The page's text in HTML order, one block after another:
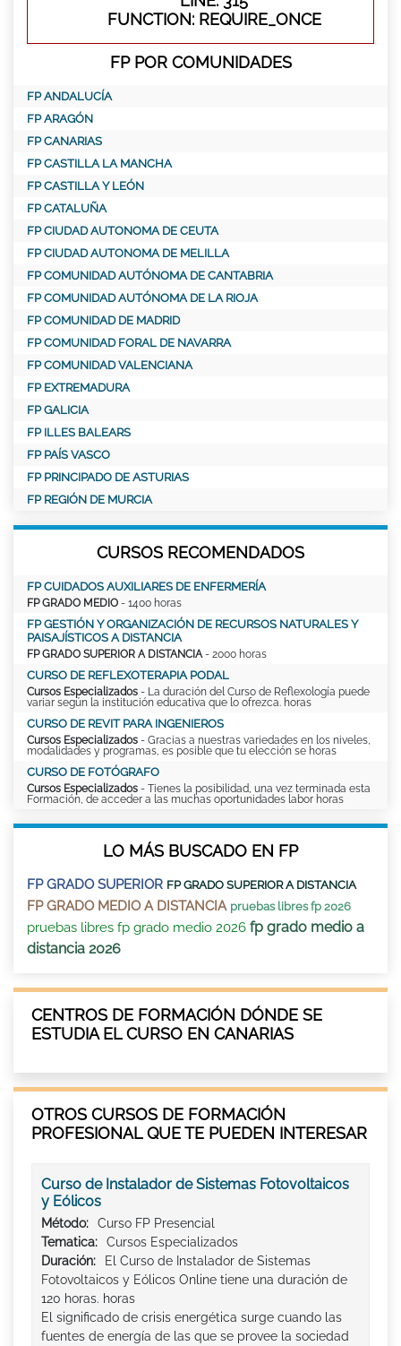
FUNCTION: REQUIRE_ONCE
FP POR COMUNIDADES
FP ANDALUCÍA
FP ARAGÓN
FP CANARIAS
FP CASTILLA LA MANCHA
FP CASTILLA Y LEÓN
FP CATALUÑA
FP CIUDAD AUTONOMA DE CEUTA
FP CIUDAD AUTONOMA DE MELILLA
FP COMUNIDAD AUTÓNOMA DE CANTABRIA
FP COMUNIDAD AUTÓNOMA DE LA RIOJA
FP COMUNIDAD DE MADRID
FP COMUNIDAD FORAL DE NAVARRA
FP COMUNIDAD VALENCIANA
FP EXTREMADURA
FP GALICIA
FP ILLES BALEARS
FP PAÍS VASCO
FP PRINCIPADO DE ASTURIAS
FP REGIÓN DE MURCIA
CURSOS RECOMENDADOS
FP CUIDADOS AUXILIARES DE ENFERMERÍA
FP GRADO MEDIO - 1400 horas
FP GESTIÓN Y ORGANIZACIÓN DE RECURSOS NATURALES Y
PAISAJÍSTICOS A DISTANCIA
FP GRADO SUPERIOR A DISTANCIA - 2000 horas
CURSO DE REFLEXOTERAPIA PODAL
Cursos Especializados - La duración del Curso de Reflexología puede
variar según la institución educativa que lo ofrezca. horas
CURSO DE REVIT PARA INGENIEROS
Cursos Especializados - Gracias a nuestras variedades en los niveles,
modalidades y programas, es posible que tu elección se horas
CURSO DE FOTÓGRAFO
Cursos Especializados - Tienes la posibilidad, una vez terminada esta
Formación, de acceder a las muchas oportunidades labor horas
LO MÁS BUSCADO EN FP
FP GRADO SUPERIOR FP GRADO SUPERIOR A DISTANCIA
FP GRADO MEDIO A DISTANCIA pruebas libres fp 2026
pruebas libres fp grado medio 2026 fp grado medio a
distancia 2026
CENTROS DE FORMACIÓN DÓNDE SE
ESTUDIA EL CURSO EN CANARIAS
OTROS CURSOS DE FORMACIÓN
PROFESIONAL QUE TE PUEDEN INTERESAR
Curso de Instalador de Sistemas Fotovoltaicos
y Eólicos
Método:
Curso FP Presencial
Tematica:
Cursos Especializados
Duración:
El Curso de Instalador de Sistemas
Fotovoltaicos y Eólicos Online tiene una duración de
120 horas. horas
El significado de crisis energética surge cuando las
fuentes de energía de las que se provee la sociedad